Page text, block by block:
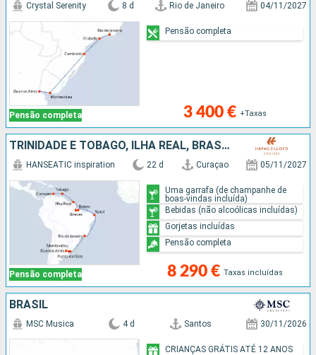
Pensão completa
Crystal Serenity 8 d Rio de Janeiro 04/11/2027
3 400 € +Taxas
Pensão completa
TRINIDADE E TOBAGO, ILHA REAL, BRASIL, URUGUAI, ARGENTINA
Pensão completa
HANSEATIC inspiration 22 d Curaçao 05/11/2027
8 290 € Taxas incluídas
Uma garrafa (de champanhe de
boas-vindas incluída)
Bebidas (não alcoólicas incluídas)
Gorjetas incluídas
Pensão completa
BRASIL
MSC Musica 4 d Santos 30/11/2026
CRIANÇAS GRÁTIS ATÉ 12 ANOS